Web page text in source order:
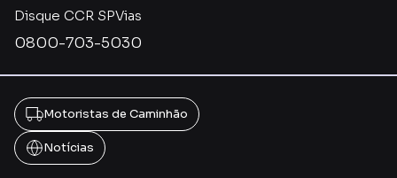
Disque CCR SPVias
0800-703-5030
Motoristas de Caminhão
Notícias